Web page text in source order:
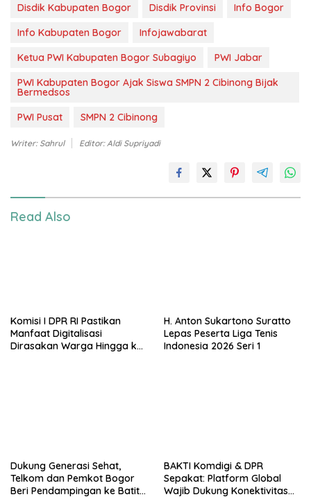
Disdik Kabupaten Bogor Disdik Provinsi
Info Bogor
Info Kabupaten Bogor
Infojawabarat
Ketua PWI Kabupaten Bogor Subagiyo
PWI Jabar
PWI Kabupaten Bogor Ajak Siswa SMPN 2 Cibinong Bijak
Bermedsos
PWI Pusat
SMPN 2 Cibinong
Writer: Sahrul Editor: Aldi Supriyadi
Read Also
Komisi I DPR RI Pastikan
Manfaat Digitalisasi
Dirasakan Warga Hingga ke
H. Anton Sukartono Suratto
Lepas Peserta Liga Tenis
Indonesia 2026 Seri 1
Dukung Generasi Sehat,
Telkom dan Pemkot Bogor
Beri Pendampingan ke Batita
BAKTI Komdigi & DPR
Sepakat: Platform Global
Wajib Dukung Konektivitas